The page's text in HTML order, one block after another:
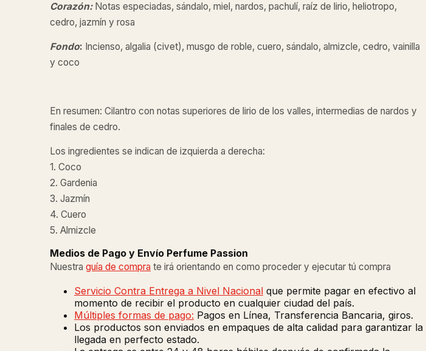
Corazón:Notas especiadas, sándalo, miel, nardos, pachulí, raíz de lirio, heliotropo,
cedro, jazmín y rosa
Fondo: Incienso, algalia (civet), musgo de roble, cuero, sándalo, almizcle, cedro, vainilla
y coco
En resumen: Cilantro con notas superiores de lirio de los valles, intermedias de nardos y
finales de cedro.
Los ingredientes se indican de izquierda a derecha:
1. Coco
2. Gardenia
3. Jazmín
4. Cuero
5. Almizcle
Medios de Pago y Envío Perfume Passion
Nuestra guía de compra te irá orientando en como proceder y ejecutar tú compra
Servicio Contra Entrega a Nivel Nacional que permite pagar en efectivo al
momento de recibir el producto en cualquier ciudad del país.
Múltiples formas de pago: Pagos en Línea, Transferencia Bancaria, giros.
Los productos son enviados en empaques de alta calidad para garantizar la
llegada en perfecto estado.